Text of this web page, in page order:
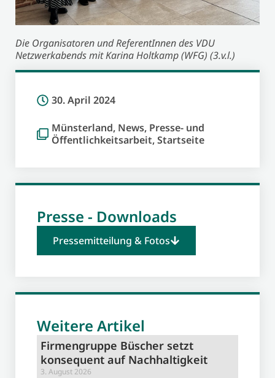
Die Organisatoren und ReferentInnen des VDU
Netzwerkabends mit Karina Holtkamp (WFG) (3.v.l.)
30. April 2024
Münsterland, News, Presse- und
Öffentlichkeitsarbeit,Startseite
Presse - Downloads
Pressemitteilung & Fotos
Weitere Artikel
Firmengruppe Büscher setzt
konsequent auf Nachhaltigkeit
3. August 2026